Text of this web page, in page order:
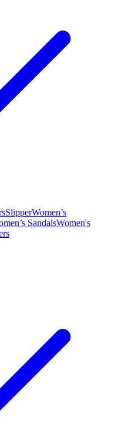
SlipperWomen’s
SandalsWomen's